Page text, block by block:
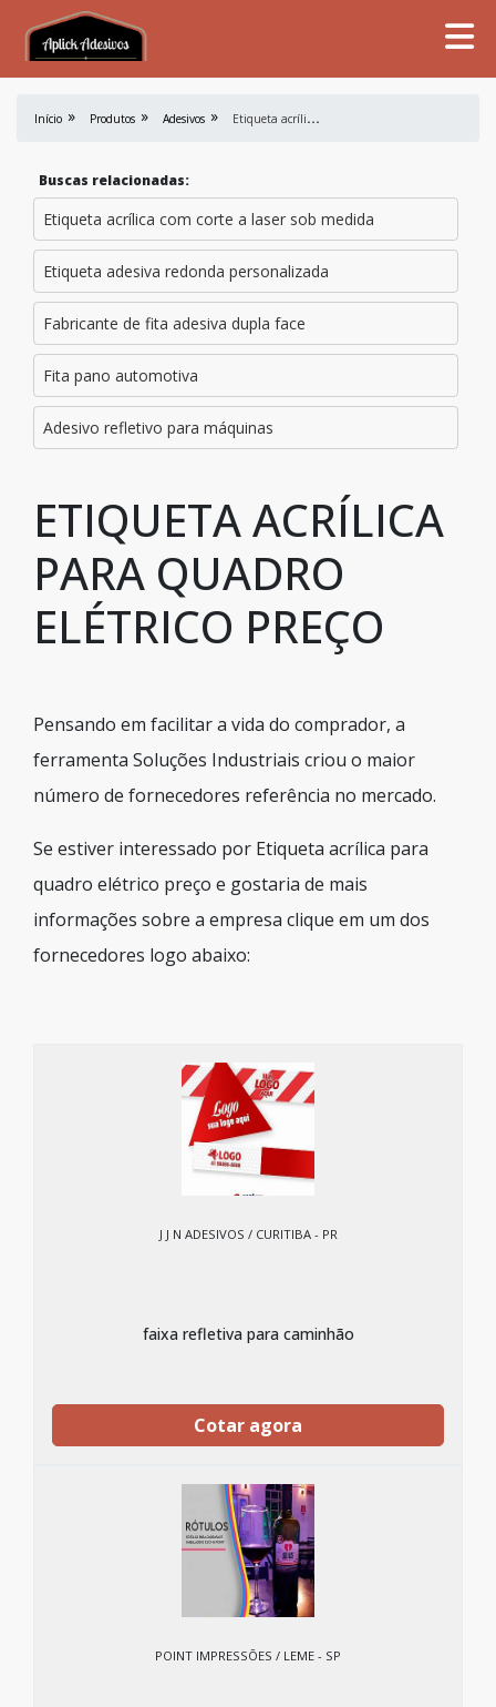
Início Produtos Adesivos E
tiqueta acrílica para quadro elétrico preço
Buscas relacionadas:
Etiqueta acrílica com corte a laser sob medida
Etiqueta adesiva redonda personalizada
Fabricante de fita adesiva dupla face
Fita pano automotiva
Adesivo refletivo para máquinas
ETIQUETA ACRÍLICA
PARA QUADRO
ELÉTRICO PREÇO
Pensando em facilitar a vida do comprador, a
ferramenta Soluções Industriais criou o maior
número de fornecedores referência no mercado.
Se estiver interessado por Etiqueta acrílica para
quadro elétrico preço e gostaria de mais
informações sobre a empresa clique em um dos
fornecedores logo abaixo:
J J N ADESIVOS / CURITIBA - PR
faixa refletiva para caminhão
Cotar agora
POINT IMPRESSÕES / LEME - SP